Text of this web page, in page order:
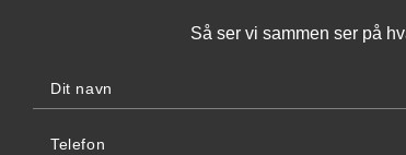
Så ser vi sammen ser på